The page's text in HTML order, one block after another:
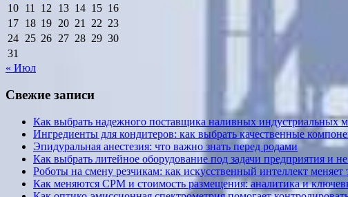
10 11 12 13 14 15 16
17 18 19 20 21 22 23
24 25 26 27 28 29 30
31
« Июл
Свежие записи
Как выбрать надежного поставщика наливных индустриальных
Ингредиенты для кондитеров: как выбрать качественные
Эпидуральная анестезия: что важно знать перед родами
Как выбрать литейное оборудование под задачи предприятия и
Роботы на смену резчикам: как искусственный интеллект меняет
Как меняются CPM и стоимость размещения: аналитика и